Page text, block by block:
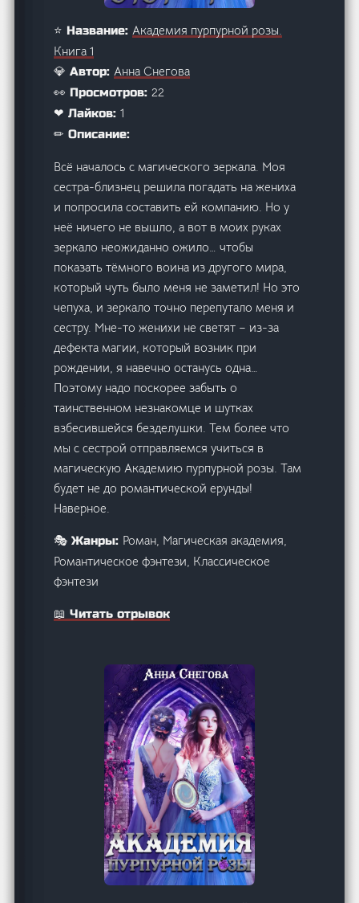
⭐ Название:Академия пурпурной розы.
Книга 1
💎 Автор:Анна Снегова
👀 Просмотров:22
❤ Лайков:1
✏ Описание:
Всё началось с магического зеркала. Моя
сестра-близнец решила погадать на жениха
и попросила составить ей компанию. Но у
неё ничего не вышло, а вот в моих руках
зеркало неожиданно ожило… чтобы
показать тёмного воина из другого мира,
который чуть было меня не заметил! Но это
чепуха, и зеркало точно перепутало меня и
сестру. Мне-то женихи не светят – из-за
дефекта магии, который возник при
рождении, я навечно останусь одна…
Поэтому надо поскорее забыть о
таинственном незнакомце и шутках
взбесившейся безделушки. Тем более что
мы с сестрой отправляемся учиться в
магическую Академию пурпурной розы. Там
будет не до романтической ерунды!
Наверное.
🎭 Жанры: Роман, Магическая академия,
Романтическое фэнтези, Классическое
фэнтези
📖 Читать отрывок